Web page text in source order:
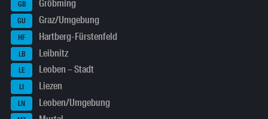
GB Gröbming
GU Graz/Umgebung
HF Hartberg-Fürstenfeld
LB Leibnitz
LE Leoben – Stadt
LI Liezen
LN Leoben/Umgebung